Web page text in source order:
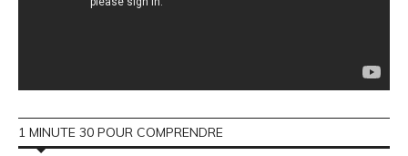
1 MINUTE 30 POUR COMPRENDRE